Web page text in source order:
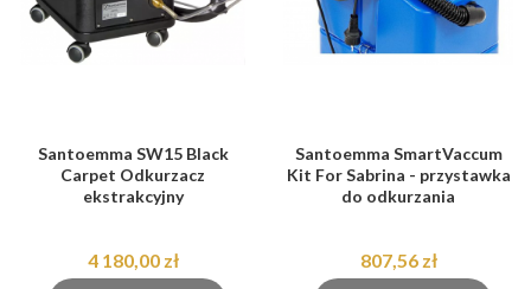
Santoemma SW15 Black
Carpet Odkurzacz
ekstrakcyjny
4 180,00 zł
Santoemma SmartVaccum
Kit For Sabrina - przystawka
do odkurzania
807,56 zł